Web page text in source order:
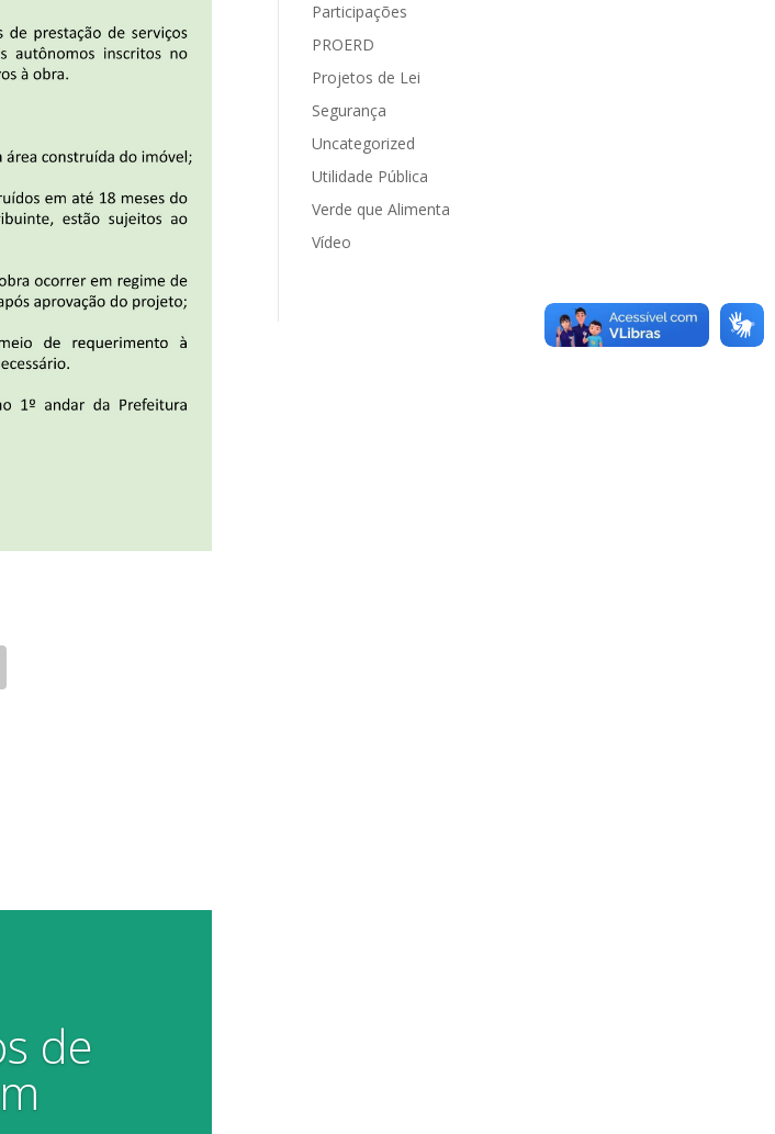
de
Participações
PROERD
Projetos de Lei
Segurança
Uncategorized
Utilidade Pública
Verde que Alimenta
Vídeo